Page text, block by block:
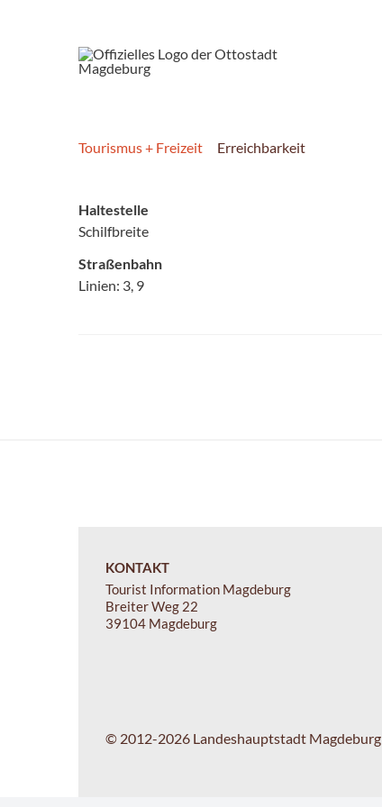
Tourismus + Freizeit Erreichbarkeit
Haltestelle
Schilfbreite
Straßenbahn
Linien: 3, 9
KONTAKT
Tourist Information Magdeburg
Breiter Weg 22
39104 Magdeburg
© 2012-2026 Landeshauptstadt Magdeburg